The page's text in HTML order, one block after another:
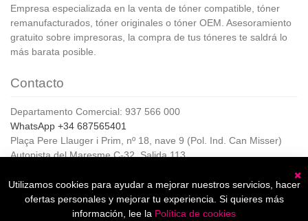
Empresa especializada en la venta de tóner compatible, tóner
remanufacturados, tóner originales o tóner OEM. Asesoramiento
gratuito sobre impresoras, la compra de tus tóneres te saldrá lo
más barata posible.
Contacto
Departamento Comercial: 937 566 000
WhatsApp +34 687565401
Plaça Pere Llauger i Prim, nº 18, nave 9 (Pol. Ind. Can Misser)
Autopista del Maresme C-32, Salida 113
Horario de Atención al cliente:
De lunes a jueves de 8:00 a 17:00,
Viernes de 8:00 a 15:00
Utilizamos cookies para ayudar a mejorar nuestros servicios, hacer
ofertas personales y mejorar tu experiencia. Si quieres más
información, lee la Política de cookies